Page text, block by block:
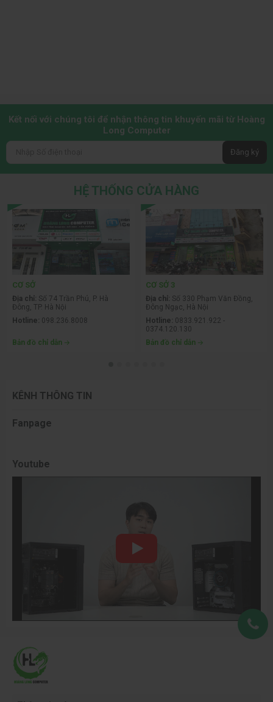
Kết nối với chúng tôi để nhận thông tin khuyến mãi từ Hoàng
Long Computer
Đăng ký
HỆ THỐNG CỬA HÀNG
CƠ SỞ
Địa chỉ: Số 74 Trần Phú, P. Hà
Đông, TP. Hà Nội
Hotline: 098.236.8008
Bản đồ chỉ dẫn
CƠ SỞ 3
Địa chỉ: Số 330 Phạm Văn Đồng,
Đông Ngạc, Hà Nội
Hotline: 0833.921.922 -
0374.120.130
Bản đồ chỉ dẫn
KÊNH THÔNG TIN
Fanpage
Youtube